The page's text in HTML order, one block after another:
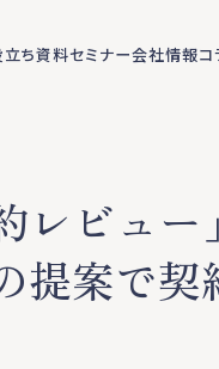
立ち資料セミナー会社情報コ
ビュー
案で契